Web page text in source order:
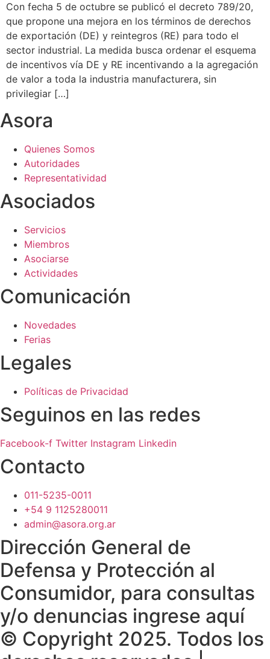
Con fecha 5 de octubre se publicó el decreto 789/20,
que propone una mejora en los términos de derechos
de exportación (DE) y reintegros (RE) para todo el
sector industrial. La medida busca ordenar el esquema
de incentivos vía DE y RE incentivando a la agregación
de valor a toda la industria manufacturera, sin
privilegiar […]
Asora
Quienes Somos
Autoridades
Representatividad
Asociados
Servicios
Miembros
Asociarse
Actividades
Comunicación
Novedades
Ferias
Legales
Políticas de Privacidad
Seguinos en las redes
Facebook-f Twitter Instagram Linkedin
Contacto
011-5235-0011
+54 9 1125280011
admin@asora.org.ar
Dirección General de
Defensa y Protección al
Consumidor, para consultas
y/o denuncias ingrese aquí
© Copyright 2025. Todos los